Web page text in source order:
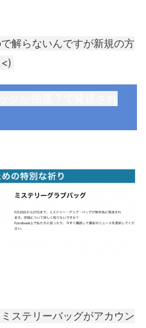
解らないんですが新規の方
ステリーバッグがアカウン